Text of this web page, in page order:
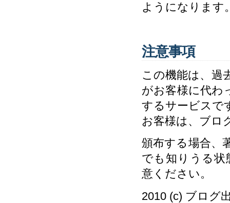
ようになります
注意事項
この機能は、過
がお客様に代わ
するサービスで
お客様は、ブロ
頒布する場合、
でも知りうる
意ください。
2010 (c) ブログ